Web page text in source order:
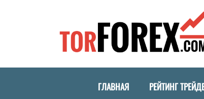
ГЛАВНАЯ РЕЙТИНГ